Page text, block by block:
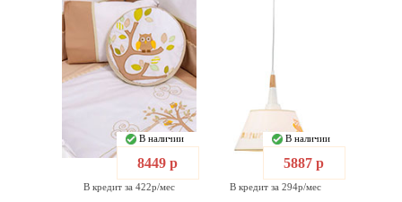
В наличии
8449 р
В кредит за 422р/мес
В наличии
5887 р
В кредит за 294р/мес